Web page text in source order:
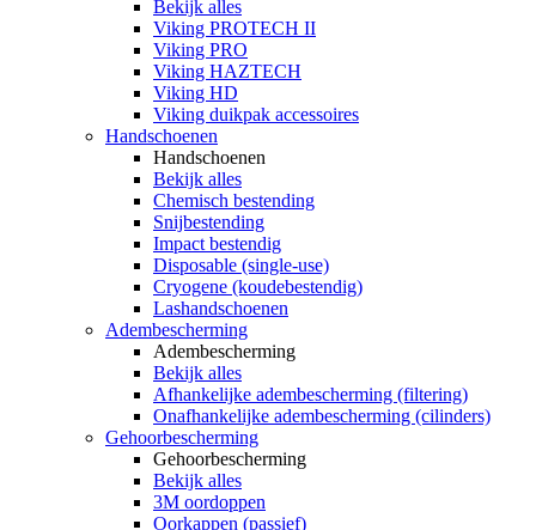
Bekijk alles
Viking PROTECH II
Viking PRO
Viking HAZTECH
Viking HD
Viking duikpak accessoires
Handschoenen
Handschoenen
Bekijk alles
Chemisch bestending
Snijbestending
Impact bestendig
Disposable (single-use)
Cryogene (koudebestendig)
Lashandschoenen
Adembescherming
Adembescherming
Bekijk alles
Afhankelijke adembescherming (filtering)
Onafhankelijke adembescherming (cilinders)
Gehoorbescherming
Gehoorbescherming
Bekijk alles
3M oordoppen
Oorkappen (passief)